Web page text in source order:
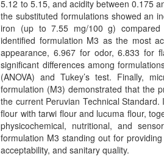
5.12 to 5.15, and acidity between 0.175
the substituted formulations showed an
iron (up to 7.55 mg/100 g) compared
identified formulation M3 as the most
appearance, 6.967 for odor, 6.833 for
significant differences among
(ANOVA) and Tukey’s test. Finally,
formulation (M3) demonstrated that the
the current Peruvian Technical
flour with tarwi flour and lucuma flour,
physicochemical, nutritional, and
formulation M3 standing out for
acceptability, and sanitary quality.